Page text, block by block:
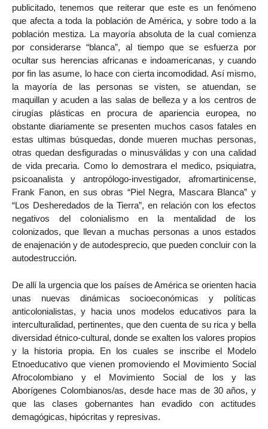
publicitado, tenemos que reiterar que este es un fenómeno
que afecta a toda la población de América, y sobre todo a la
población mestiza. La mayoría absoluta de la cual comienza
por considerarse “blanca”, al tiempo que se esfuerza por
ocultar sus herencias africanas e indoamericanas, y cuando
por fin las asume, lo hace con cierta incomodidad. Así mismo,
la mayoría de las personas se visten, se atuendan, se
maquillan y acuden a las salas de belleza y a los centros de
cirugías plásticas en procura de apariencia europea, no
obstante diariamente se presenten muchos casos fatales en
estas ultimas búsquedas, donde mueren muchas personas,
otras quedan desfiguradas o minusválidas y con una calidad
de vida precaria. Como lo demostrara el medico, psiquiatra,
psicoanalista y antropólogo-investigador, afromartinicense,
Frank Fanon, en sus obras “Piel Negra, Mascara Blanca” y
“Los Desheredados de la Tierra”, en relación con los efectos
negativos del colonialismo en la mentalidad de los
colonizados, que llevan a muchas personas a unos estados
de enajenación y de autodesprecio, que pueden concluir con la
autodestrucción.
De allí la urgencia que los países de América se orienten hacia
unas nuevas dinámicas socioeconómicas y políticas
anticolonialistas, y hacia unos modelos educativos para la
interculturalidad, pertinentes, que den cuenta de su rica y bella
diversidad étnico-cultural, donde se exalten los valores propios
y la historia propia. En los cuales se inscribe el Modelo
Etnoeducativo que vienen promoviendo el Movimiento Social
Afrocolombiano y el Movimiento Social de los y las
Aborígenes Colombianos/as, desde hace mas de 30 años, y
que las clases gobernantes han evadido con actitudes
demagógicas, hipócritas y represivas.